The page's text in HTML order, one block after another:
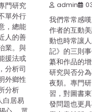
門研究
單外行
，總能
人的善
業。與
援法或
分析司
外鄉性
分析
白居易
admin
我們常常感
作者的互動
動也時常讓
記》的三則
纂和作品的
研究與否分
夜類。專門
習，對圖書
發問題也更